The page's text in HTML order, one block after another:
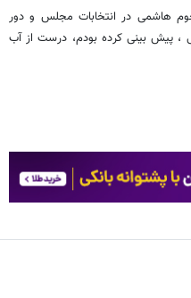
هاشمی در انتخابات مجلس و دور
، پیش بینی کرده بودم، درست از آب